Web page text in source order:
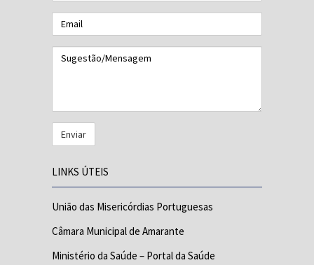
Email
Sugestão/Mensagem
LINKS ÚTEIS
União das Misericórdias Portuguesas
Câmara Municipal de Amarante
Ministério da Saúde – Portal da Saúde